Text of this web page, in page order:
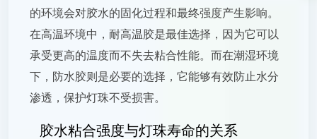
的环境会对胶水的固化过程和最终强度产生影响。
在高温环境中，耐高温胶是最佳选择，因为它可以
承受更高的温度而不失去粘合性能。而在潮湿环境
下，防水胶则是必要的选择，它能够有效防止水分
渗透，保护灯珠不受损害。
胶水粘合强度与灯珠寿命的关系